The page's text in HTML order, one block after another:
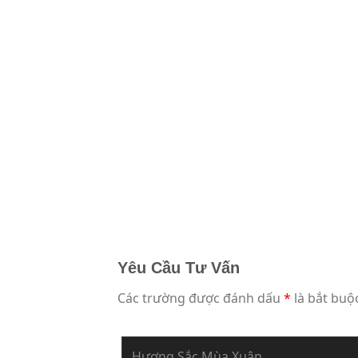
Yêu Cầu Tư Vấn
Các trường được đánh dấu * là bắt